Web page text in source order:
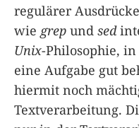
regulärer
wie grep und sed
Unix-Philosophie,
eine Aufgabe gut
hiermit noch
Textverarbeitung.